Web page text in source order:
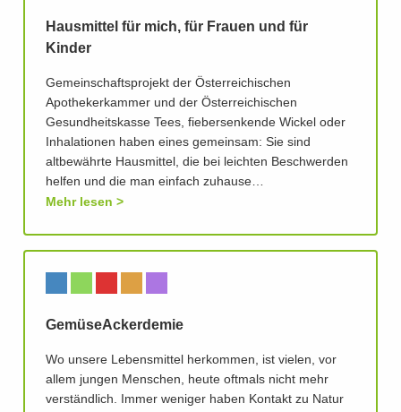
Hausmittel für mich, für Frauen und für
Kinder
Gemeinschaftsprojekt der Österreichischen
Apothekerkammer und der Österreichischen
Gesundheitskasse Tees, fiebersenkende Wickel oder
Inhalationen haben eines gemeinsam: Sie sind
altbewährte Hausmittel, die bei leichten Beschwerden
helfen und die man einfach zuhause…
Mehr lesen
GemüseAckerdemie
Wo unsere Lebensmittel herkommen, ist vielen, vor
allem jungen Menschen, heute oftmals nicht mehr
verständlich. Immer weniger haben Kontakt zu Natur